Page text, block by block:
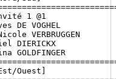
1 @1
DE VOGHEL
VERBRUGGEN
DIERICKX
GOLDFINGER
Est/Ouest]